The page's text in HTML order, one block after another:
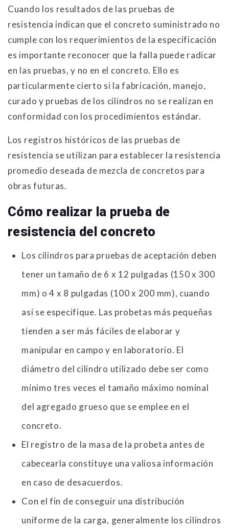
Cuando los resultados de las pruebas de
resistencia indican que el concreto suministrado no
cumple con los requerimientos de la especificación
es importante reconocer que la falla puede radicar
en las pruebas, y no en el concreto. Ello es
particularmente cierto si la fabricación, manejo,
curado y pruebas de los cilindros no se realizan en
conformidad con los procedimientos estándar.
Los registros históricos de las pruebas de
resistencia se utilizan para establecer la resistencia
promedio deseada de mezcla de concretos para
obras futuras.
Cómo realizar la prueba de
resistencia del concreto
Los cilindros para pruebas de aceptación deben
tener un tamaño de 6 x 12 pulgadas (150 x 300
mm) o 4 x 8 pulgadas (100 x 200 mm), cuando
así se especifique. Las probetas más pequeñas
tienden a ser más fáciles de elaborar y
manipular en campo y en laboratorio. El
diámetro del cilindro utilizado debe ser como
mínimo tres veces el tamaño máximo nominal
del agregado grueso que se emplee en el
concreto.
El registro de la masa de la probeta antes de
cabecearla constituye una valiosa información
en caso de desacuerdos.
Con el fin de conseguir una distribución
uniforme de la carga, generalmente los cilindros